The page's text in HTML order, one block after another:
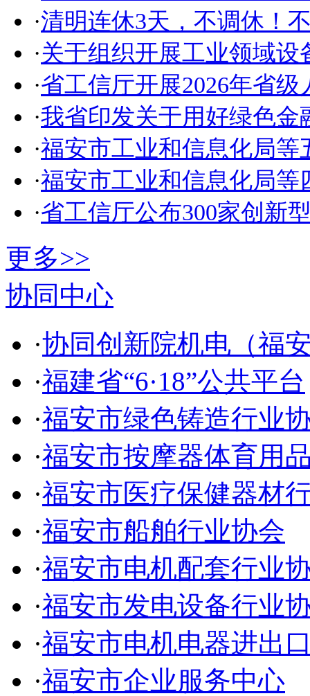
·清明连休3天，不调休！
·关于组织开展工业领域
·省工信厅开展2026年省
·我省印发关于用好绿色
·福安市工业和信息化局
·福安市工业和信息化局
·省工信厅公布300家创新
更多>>
协同中心
·协同创新院机电（福
·福建省“6·18”公共平台
·福安市绿色铸造行业
·福安市按摩器体育用
·福安市医疗保健器材
·福安市船舶行业协会
·福安市电机配套行业
·福安市发电设备行业
·福安市电机电器进出
·福安市企业服务中心